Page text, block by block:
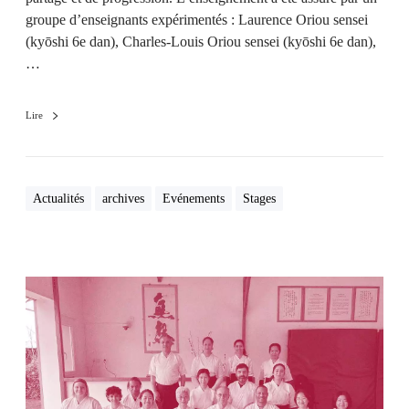
groupe d’enseignants expérimentés : Laurence Oriou sensei
(kyōshi 6e dan), Charles-Louis Oriou sensei (kyōshi 6e dan),
…
Lire
Actualités archives Evénements Stages